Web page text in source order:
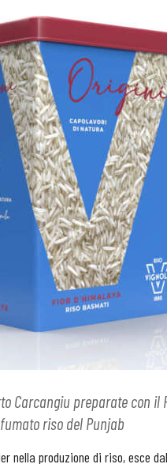
Carcangiu preparate con il
riso del Punjab
nella produzione di riso, esce